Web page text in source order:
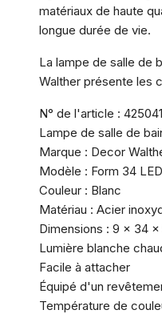
matériaux de haute
longue durée de vie.
La lampe de salle de
Walther présente les
N° de l'article :
Lampe de salle de
Marque : Decor
Modèle : Form 34 LED
Couleur : Blanc
Matériau : Acier
Dimensions : 9 x 34
Lumière blanche
Facile à attacher
Équipé d'un
Température de